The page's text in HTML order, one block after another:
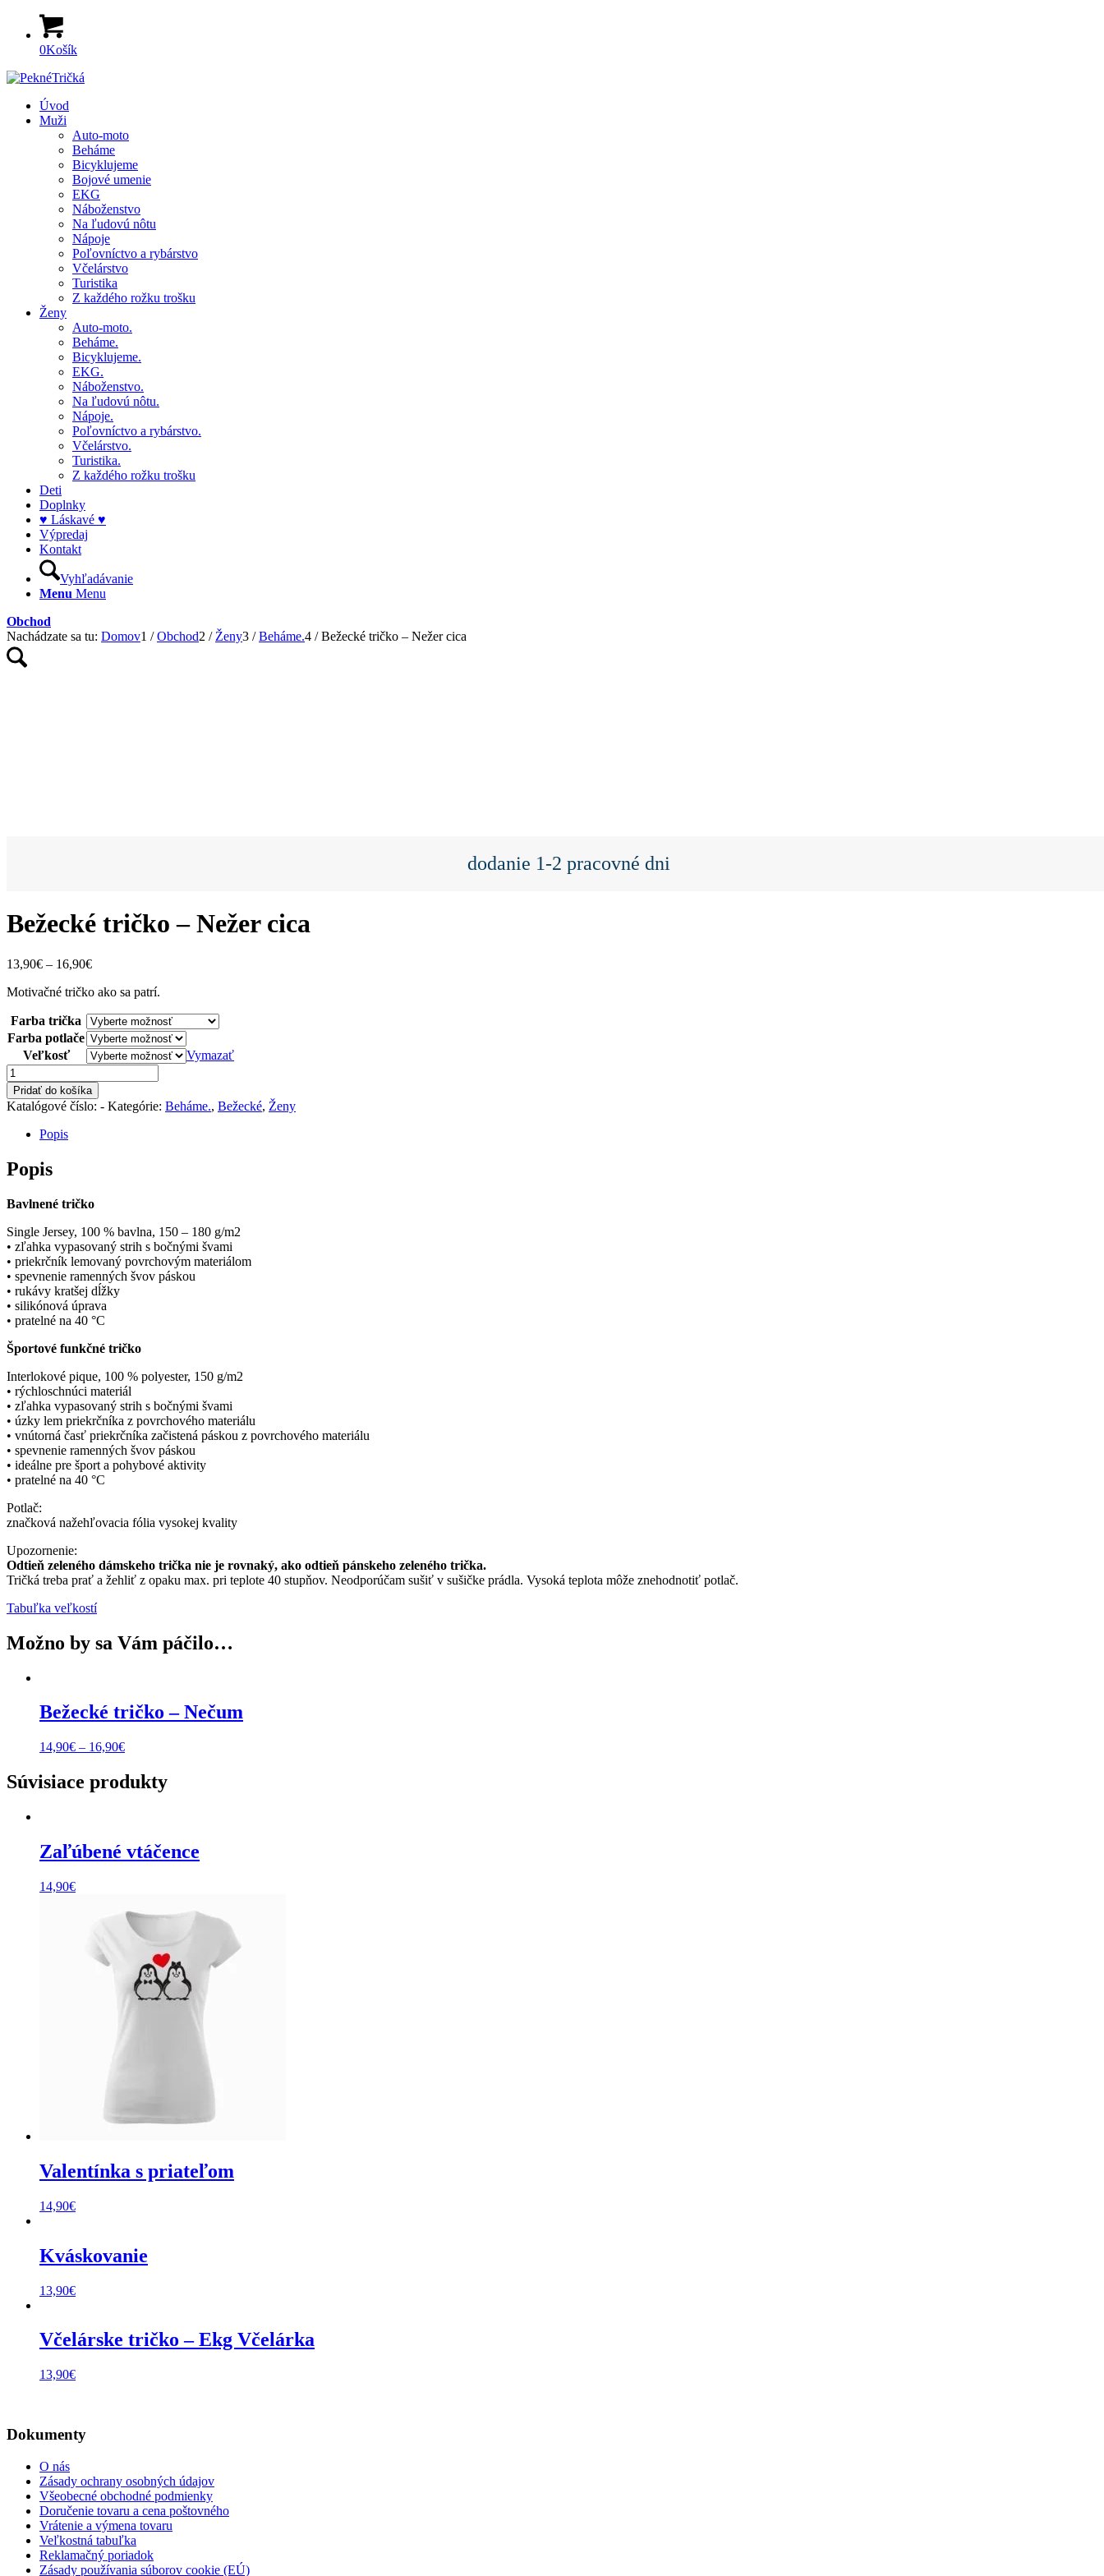
0Košík
Úvod
Muži
Auto-moto
Beháme
Bicyklujeme
Bojové umenie
EKG
Náboženstvo
Na ľudovú nôtu
Nápoje
Poľovníctvo a rybárstvo
Včelárstvo
Turistika
Z každého rožku trošku
Ženy
Auto-moto.
Beháme.
Bicyklujeme.
EKG.
Náboženstvo.
Na ľudovú nôtu.
Nápoje.
Poľovníctvo a rybárstvo.
Včelárstvo.
Turistika.
Z každého rožku trošku
Deti
Doplnky
♥ Láskavé ♥
Výpredaj
Kontakt
Vyhľadávanie
Menu Menu
Obchod
Nachádzate sa tu: Domov1 / Obchod2 / Ženy3 / Beháme.4 / Bežecké tričko – Nežer cica
dodanie 1-2 pracovné dni
Bežecké tričko – Nežer cica
13,90€ – 16,90€Price
13,90€
16,90€
Motivačné tričko ako sa patrí.
Farba trička
Farba potlače
Veľkosť
Vymazať
množstvo
Bežecké
tričko
-
Nežer
Pridať do košíka
Katalógové číslo: - Kategórie: Beháme., Bežecké, Ženy
Popis
Popis
Bavlnené tričko
Single Jersey, 100 % bavlna, 150 – 180 g/m2
• zľahka vypasovaný strih s bočnými švami
• priekrčník lemovaný povrchovým materiálom
• spevnenie ramenných švov páskou
• rukávy kratšej dĺžky
• silikónová úprava
• pratelné na 40 °C
Športové funkčné tričko
Interlokové pique, 100 % polyester, 150 g/m2
• rýchloschnúci materiál
• zľahka vypasovaný strih s bočnými švami
• úzky lem priekrčníka z povrchového materiálu
• vnútorná časť priekrčníka začistená páskou z povrchového materiálu
• spevnenie ramenných švov páskou
• ideálne pre šport a pohybové aktivity
• pratelné na 40 °C
Potlač:
značková nažehľovacia fólia vysokej kvality
Upozornenie:
Odtieň zeleného dámskeho trička nie je rovnaký, ako odtieň pánskeho zeleného trička.
Tričká treba prať a žehliť z opaku max. pri teplote 40 stupňov. Neodporúčam sušiť v sušičke prádla. Vysoká teplota môže znehodnotiť potlač.
Tabuľka veľkostí
Možno by sa Vám páčilo…
Bežecké tričko – Nečum
14,90€ – 16,90€Price
14,90€
through
Súvisiace produkty
Zaľúbené vtáčence
14,90€
Valentínka s priateľom
14,90€
Kváskovanie
13,90€
Včelárske tričko – Ekg Včelárka
13,90€
Dokumenty
O nás
Zásady ochrany osobných údajov
Všeobecné obchodné podmienky
Doručenie tovaru a cena poštovného
Vrátenie a výmena tovaru
Veľkostná tabuľka
Reklamačný poriadok
Zásady používania súborov cookie (EÚ)